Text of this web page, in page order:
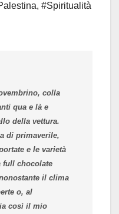
, #Spiritualità
colla
qua e là e
della vettura.
di primaverile,
e le varietà
full chocolate
il clima
o, al
così il mio